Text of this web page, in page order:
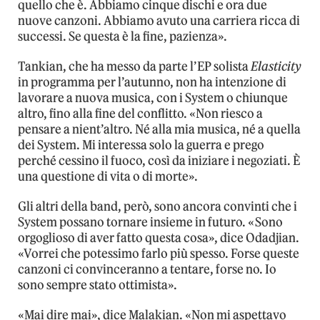
quello che è. Abbiamo cinque dischi e ora due
nuove canzoni. Abbiamo avuto una carriera ricca di
successi. Se questa è la fine, pazienza».
Tankian, che ha messo da parte l’EP solistaElasticity
in programma per l’autunno, non ha intenzione di
lavorare a nuova musica, con i System o chiunque
altro, fino alla fine del conflitto. «Non riesco a
pensare a nient’altro. Né alla mia musica, né a quella
dei System. Mi interessa solo la guerra e prego
perché cessino il fuoco, così da iniziare i negoziati. È
una questione di vita o di morte».
Gli altri della band, però, sono ancora convinti che i
System possano tornare insieme in futuro. «Sono
orgoglioso di aver fatto questa cosa», dice Odadjian.
«Vorrei che potessimo farlo più spesso. Forse queste
canzoni ci convinceranno a tentare, forse no. Io
sono sempre stato ottimista».
«Mai dire mai», dice Malakian. «Non mi aspettavo